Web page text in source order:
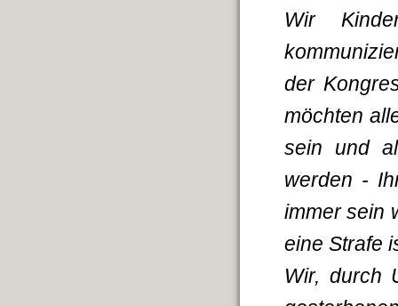
Wir
der
möchten
sein und
werden -
immer sein
eine Strafe
Wir, durch